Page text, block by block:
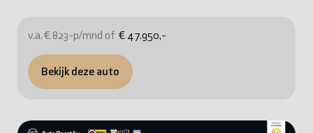
v.a. € 823-p/mnd of € 47.950,-
Bekijk deze auto